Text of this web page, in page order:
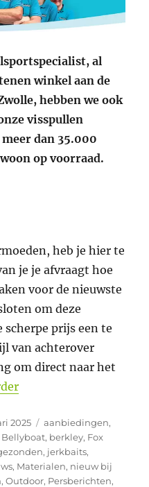
al
winkel aan de
hebben we ook
visspullen
dan 35.000
op voorraad.
heb je hier te
je je afvraagt hoe
voor de nieuwste
om deze
prijs een te
van achterover
om direct naar het
“(Mega) scherpe
2025 Categorieën
aanbiedingen,
Bellyboat, berkley, Fox
, jerkbaits,
, Materialen, nieuw bij
,Outdoor, Persberichten,